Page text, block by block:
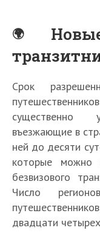
Срок
существенно
въезжающие в
ней до десяти
которые можно
безвизового
Число
двадцати